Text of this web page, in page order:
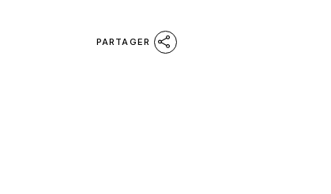
PARTAGER